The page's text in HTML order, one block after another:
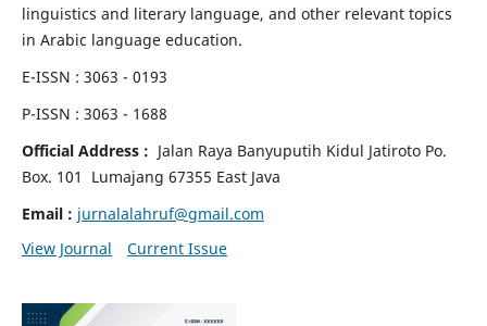
linguistics and literary language, and other relevant topics
in Arabic language education.
E-ISSN : 3063 - 0193
P-ISSN : 3063 - 1688
Official Address : Jalan Raya Banyuputih Kidul Jatiroto Po.
Box. 101 Lumajang 67355 East Java
Email : jurnalalahruf@gmail.com
View Journal
Current Issue